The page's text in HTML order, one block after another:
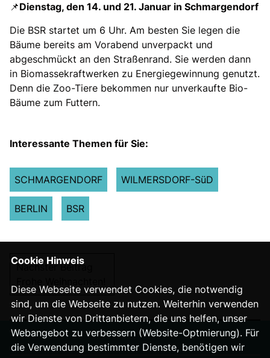
📌Dienstag, den 14. und 21. Januar in Schmargendorf
Die BSR startet um 6 Uhr. Am besten Sie legen die
Bäume bereits am Vorabend unverpackt und
abgeschmückt an den Straßenrand. Sie werden dann
in Biomassekraftwerken zu Energiegewinnung genutzt.
Denn die Zoo-Tiere bekommen nur unverkaufte Bio-
Bäume zum Futtern.
Interessante Themen für Sie:
SCHMARGENDORF WILMERSDORF-SüD
BERLIN BSR
Nächster Beitrag
Cookie Hinweis
Diese Webseite verwendet Cookies, die notwendig
sind, um die Webseite zu nutzen. Weiterhin verwenden
wir Dienste von Drittanbietern, die uns helfen, unser
Webangebot zu verbessern (Website-Optmierung). Für
die Verwendung bestimmter Dienste, benötigen wir